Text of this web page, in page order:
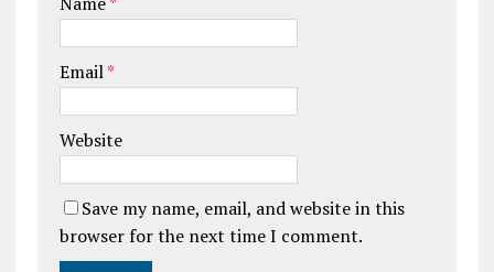
Email*
Website
Save my name, email, and website in this
browser for the next time I comment.